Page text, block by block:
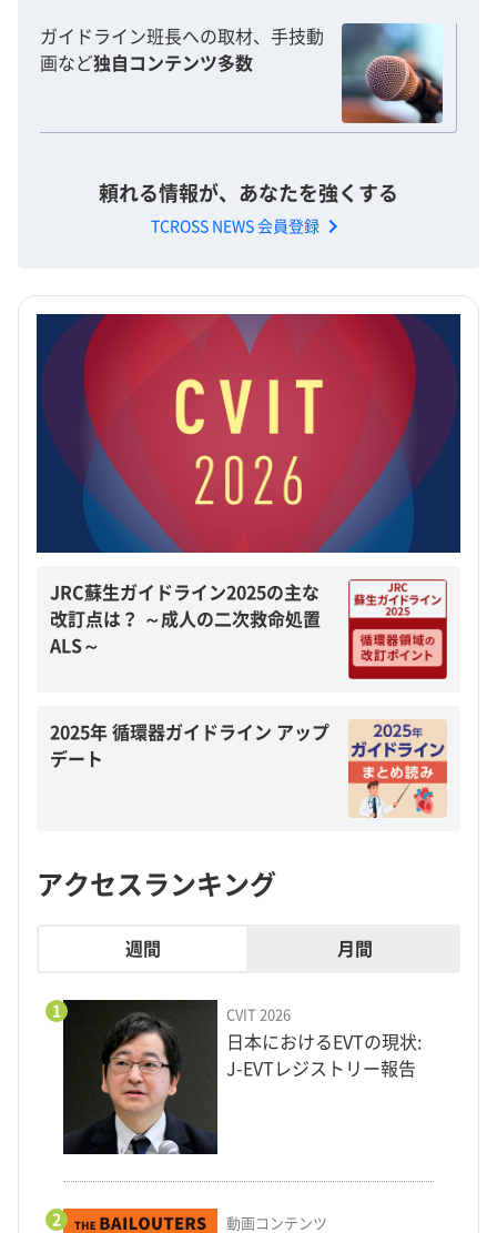
ガイドライン班長への取材、手技動
画など独自コンテンツ多数
頼れる情報が、あなたを強くする
TCROSS NEWS 会員登録 chevron_right
JRC蘇生ガイドライン2025の主な
改訂点は？ ～成人の二次救命処置
ALS～
2025年 循環器ガイドライン アップ
デート
アクセスランキング
週間 月間
1 CVIT 2026
日本におけるEVTの現状:
J-EVTレジストリー報告
2 動画コンテンツ